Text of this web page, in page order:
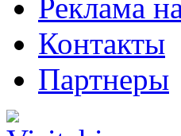
Реклама
Контакты
Партнеры